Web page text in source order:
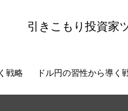
引きこもり投資家
戦略 ドル円の習性から導く